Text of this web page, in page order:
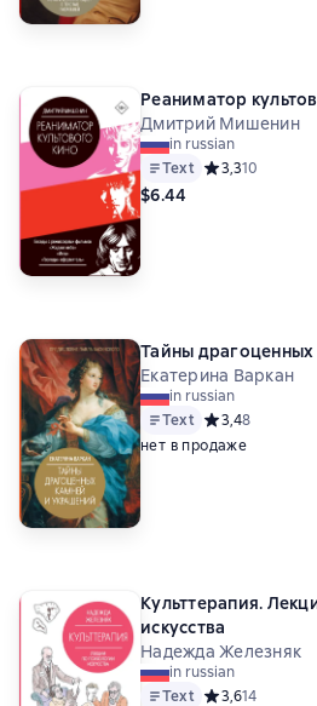
Реаниматор
Дмитрий Мишенин
in russian
Text Средний
3,310
$6.44
Тайны
Екатерина Варкан
in russian
Text Средний
3,48
нет в продаже
Культтерапия.
искусства
Надежда Железняк
in russian
Text Средний
3,614